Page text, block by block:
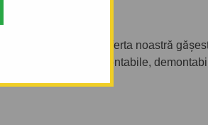
corectă. În oferta noastră
remorcare semi-demontabile,